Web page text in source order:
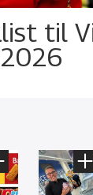
til